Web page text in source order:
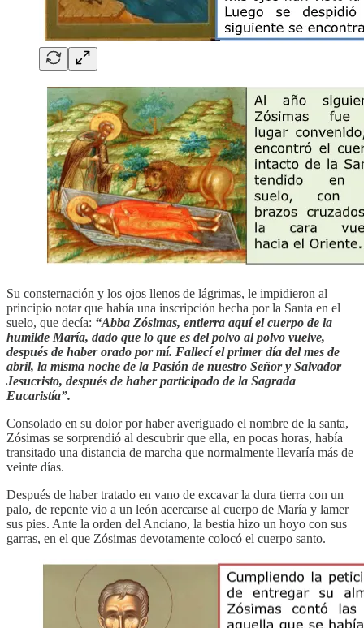
Su consternación y los ojos llenos de lágrimas, le impidieron al
principio notar que había una inscripción hecha por la Santa en el
suelo, que decía: “Abba Zósimas, entierra aquí el cuerpo de la
humilde María, dado que lo que es del polvo al polvo vuelve,
después de haber orado por mí. Fallecí el primer día del mes de
abril, la misma noche de la Pasión de nuestro Señor y Salvador
Jesucristo, después de haber participado de la Sagrada
Eucaristía”.
Consolado en su dolor por haber averiguado el nombre de la santa,
Zósimas se sorprendió al descubrir que ella, en pocas horas, había
transitado una distancia de marcha que normalmente llevaría más de
veinte días.
Después de haber tratado en vano de excavar la dura tierra con un
palo, de repente vio a un león acercarse al cuerpo de María y lamer
sus pies. Ante la orden del Anciano, la bestia hizo un hoyo con sus
garras, en el que Zósimas devotamente colocó el cuerpo santo.